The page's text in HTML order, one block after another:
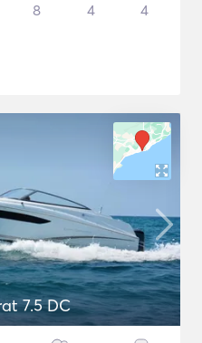
8 4 4
7.5 DC